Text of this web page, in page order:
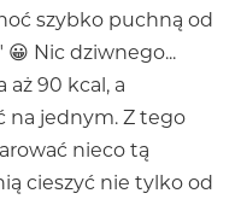
szybko puchną od
Nic dziwnego...
90 kcal, a
na jednym. Z tego
nieco tą
cieszyć nie tylko od